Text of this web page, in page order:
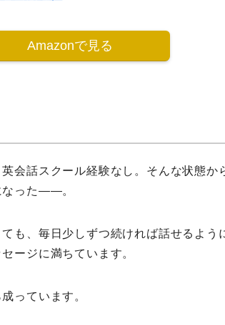
Amazonで見る
会話スクール経験なし 。そんな状態か
なった――。
ても、毎日少しずつ続ければ話せるよう
ージに満ちています。
っています。